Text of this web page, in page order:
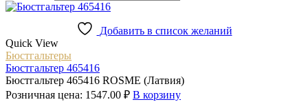
Добавить в список желаний
Quick View
Бюстгальтеры
Бюстгальтер 465416
Бюстгальтер 465416 ROSME (Латвия)
Розничная цена: 1547.00 ₽ В корзину